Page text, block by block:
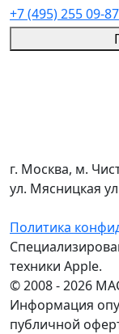
+7 (495) 255 09-87
г. Москва, м.
ул. Мясницкая
Политика
техники Apple.
© 2008 - 2026
Информация
публичной